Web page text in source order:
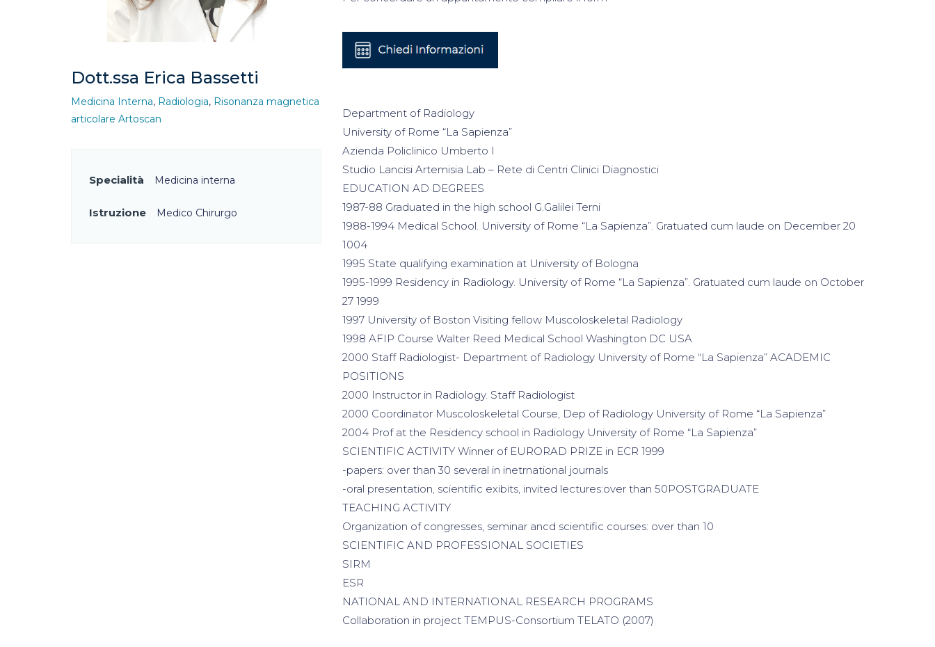
Dott.ssa Erica Bassetti
Medicina Interna, Radiologia, Risonanza magnetica
articolare Artoscan
Specialità Medicina interna
Istruzione Medico Chirurgo
Department of Radiology
University of Rome “La Sapienza”
Azienda Policlinico Umberto I
Studio Lancisi Artemisia Lab – Rete di Centri Clinici Diagnostici
EDUCATION AD DEGREES
1987-88 Graduated in the high school G.Galilei Terni
1988-1994 Medical School. University of Rome “La Sapienza”. Gratuated cum laude on December 20
1004
1995 State qualifying examination at University of Bologna
1995-1999 Residency in Radiology. University of Rome “La Sapienza”. Gratuated cum laude on October
27 1999
1997 University of Boston Visiting fellow Muscoloskeletal Radiology
1998 AFIP Course Walter Reed Medical School Washington DC USA
2000 Staff Radiologist- Department of Radiology University of Rome “La Sapienza” ACADEMIC
POSITIONS
2000 Instructor in Radiology. Staff Radiologist
2000 Coordinator Muscoloskeletal Course, Dep of Radiology University of Rome “La Sapienza”
2004 Prof at the Residency school in Radiology University of Rome “La Sapienza”
SCIENTIFIC ACTIVITY Winner of EURORAD PRIZE in ECR 1999
-papers: over than 30 several in inetrnational journals
-oral presentation, scientific exibits, invited lectures:over than 50POSTGRADUATE
TEACHING ACTIVITY
Organization of congresses, seminar ancd scientific courses: over than 10
SCIENTIFIC AND PROFESSIONAL SOCIETIES
SIRM
ESR
NATIONAL AND INTERNATIONAL RESEARCH PROGRAMS
Collaboration in project TEMPUS-Consortium TELATO (2007)